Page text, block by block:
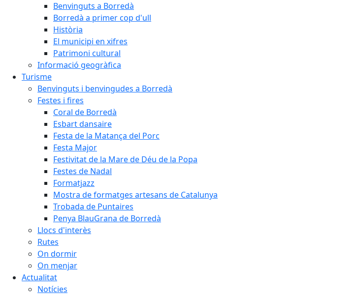
Benvinguts a Borredà
Borredà a primer cop d'ull
Història
El municipi en xifres
Patrimoni cultural
Informació geogràfica
Turisme
Benvinguts i benvingudes a Borredà
Festes i fires
Coral de Borredà
Esbart dansaire
Festa de la Matança del Porc
Festa Major
Festivitat de la Mare de Déu de la Popa
Festes de Nadal
Formatjazz
Mostra de formatges artesans de Catalunya
Trobada de Puntaires
Penya BlauGrana de Borredà
Llocs d'interès
Rutes
On dormir
On menjar
Actualitat
Notícies